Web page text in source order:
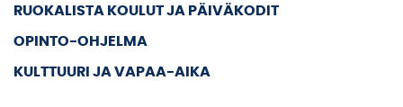
RUOKALISTA KOULUT JA PÄIVÄKODIT
OPINTO-OHJELMA
KULTTUURI JA VAPAA-AIKA